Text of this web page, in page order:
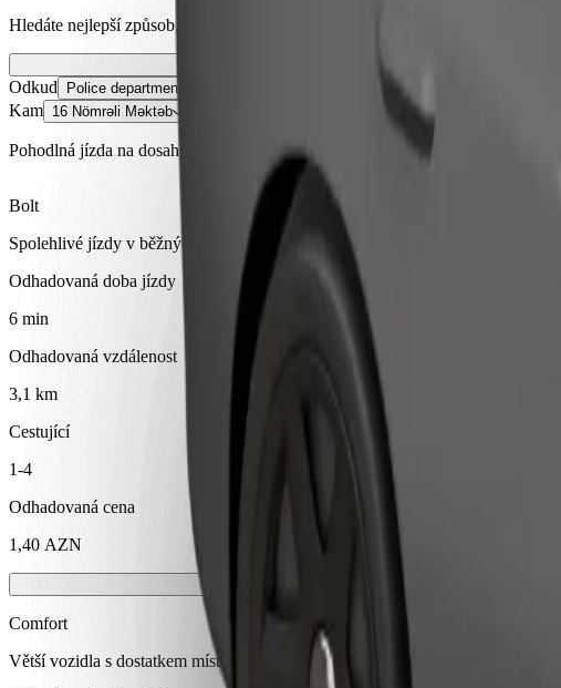
Hledáte nejlepší způsob, jak se dostat z Police department by Mingechevir
Odkud Police department by Mingechevir region
Kam 16 Nömrəli Məktəb
Pohodlná jízda na dosah ruky!
Bolt
Spolehlivé jízdy v běžných vozidlech střední velikosti.
Odhadovaná doba jízdy
6 min
Odhadovaná vzdálenost
3,1 km
Cestující
1-4
Odhadovaná cena
1,40 AZN
Comfort
Větší vozidla s dostatkem místa pro nohy a úložným prostorem